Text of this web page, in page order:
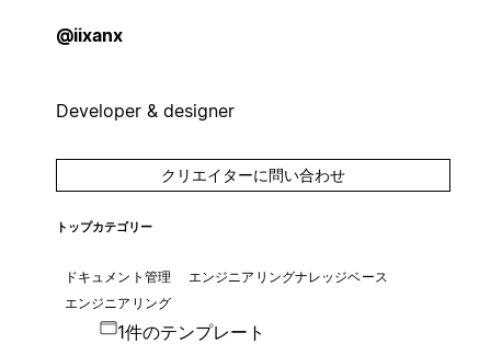
@iixanx
Developer & designer
クリエイターに問い合わせ
トップカテゴリー
ドキュメント管理
エンジニアリングナレッジベース
エンジニアリング
1件のテンプレート